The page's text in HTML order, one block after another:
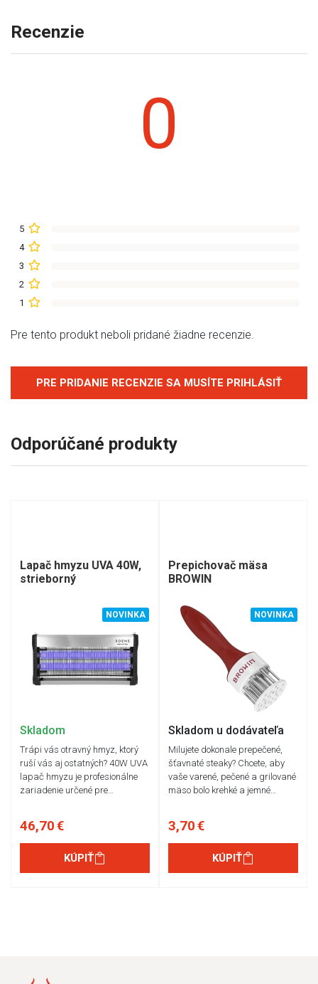
Recenzie
0
5
4
3
2
1
Pre tento produkt neboli pridané žiadne recenzie.
PRE PRIDANIE RECENZIE SA MUSÍTE PRIHLÁSIŤ
Odporúčané produkty
Lapač hmyzu UVA 40W,
strieborný
NOVINKA
Skladom
Trápi vás otravný hmyz, ktorý
ruší vás aj ostatných? 40W UVA
lapač hmyzu je profesionálne
zariadenie určené pre…
46,70 €
KÚPIŤ
Prepichovač mäsa
BROWIN
NOVINKA
Skladom u dodávateľa
Milujete dokonale prepečené,
šťavnaté steaky? Chcete, aby
vaše varené, pečené a grilované
mäso bolo krehké a jemné…
3,70 €
KÚPIŤ